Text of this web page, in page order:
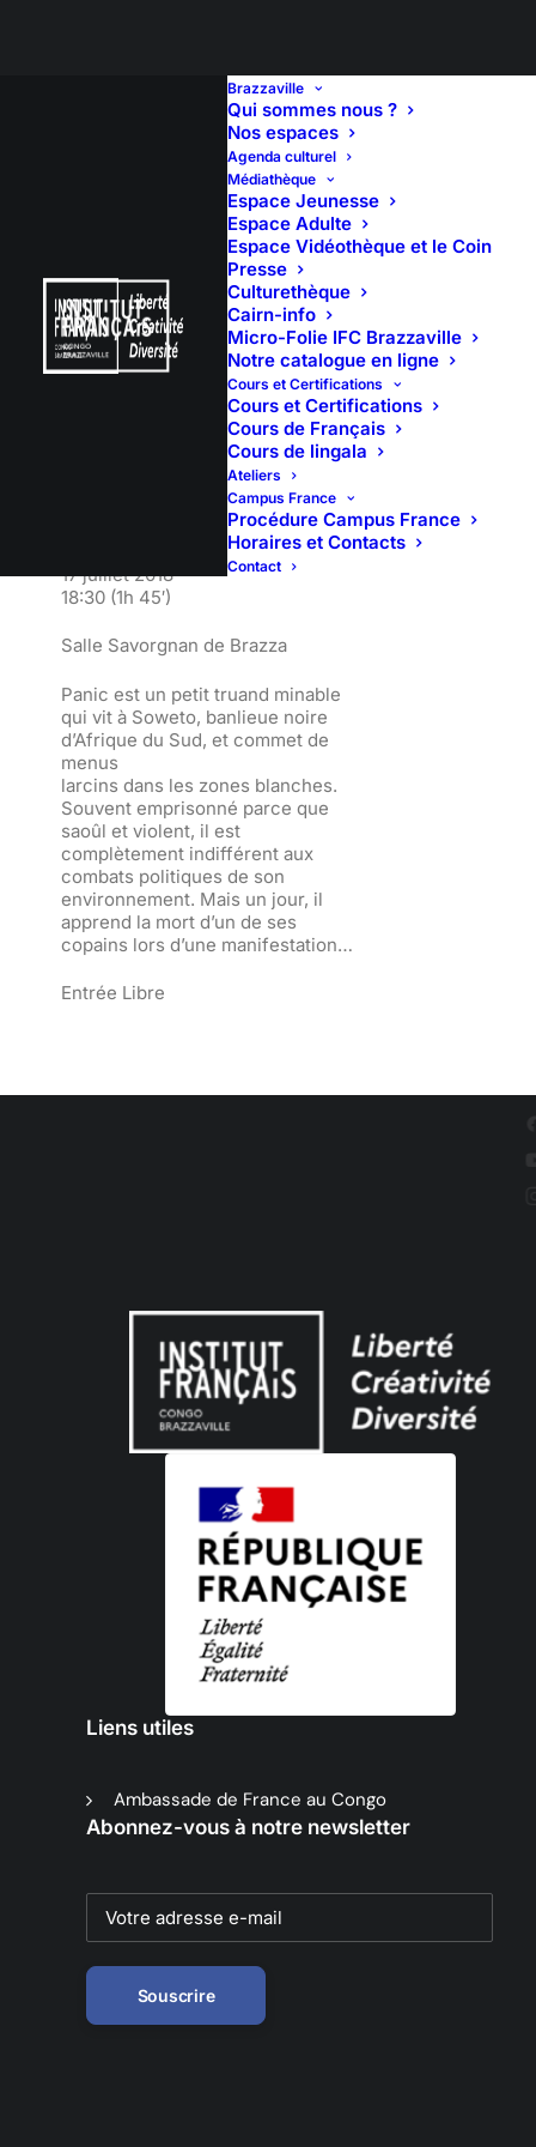
Brazzaville
Qui sommes nous ?
Nos espaces
Agenda culturel
Médiathèque
Espace Jeunesse
Espace Adulte
Espace Vidéothèque et le Coin
Presse
Culturethèque
Cairn-info
Micro-Folie IFC Brazzaville
Notre catalogue en ligne
Cours et Certifications
Cours et Certifications
Cours de Français
Cours de lingala
Ateliers
Campus France
Procédure Campus France
Horaires et Contacts
Contact
Ciné Club –
Mapantsula
Panic est un petit truand minable
qui vit à Soweto, banlieue noire
d’Afrique du Sud, et commet de
menus
larcins dans les zones blanches.
Souvent emprisonné parce que
saoûl et violent, il est
complètement indifférent aux
combats politiques de son
environnement. Mais un jour, il
apprend la mort d’un de ses
copains lors d’une manifestation…
Entrée Libre
17 juillet 2018
18:30 (1h 45′)
Salle Savorgnan de Brazza
Liens utiles
Ambassade de France au Congo
Abonnez-vous à notre newsletter